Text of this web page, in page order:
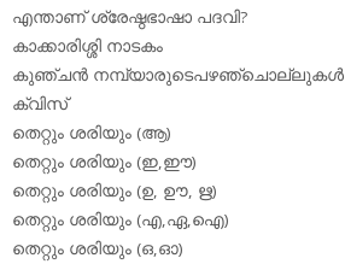
എന്താണ് ശ്രേഷ്ഠഭാഷാ പദവി?
കാക്കാരിശ്ശി നാടകം
കുഞ്ചന്‍ നമ്പ്യാരുടെപഴഞ്ചൊല്ലുകള്‍
ക്വിസ്
തെറ്റും ശരിയും (ആ)
തെറ്റും ശരിയും (ഇ,ഈ)
തെറ്റും ശരിയും (ഉ, ഊ, ഋ)
തെറ്റും ശരിയും (എ,ഏ,ഐ)
തെറ്റും ശരിയും (ഒ,ഓ)